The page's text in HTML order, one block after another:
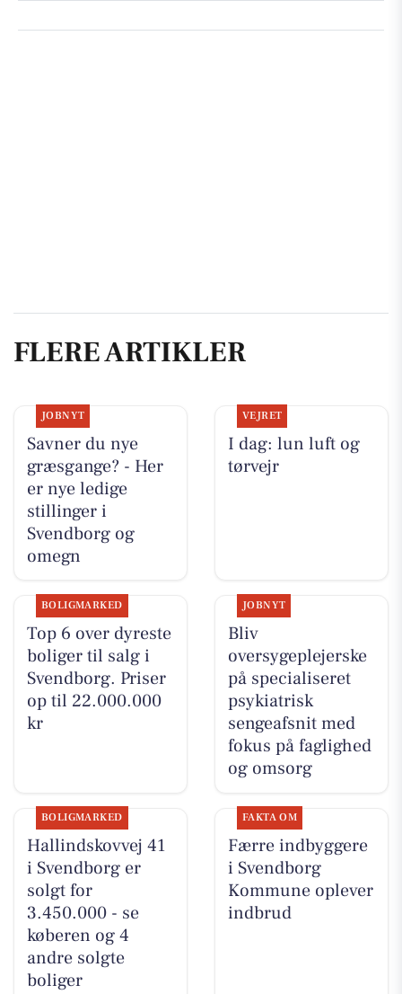
FLERE ARTIKLER
JOBNYT
Savner du nye
græsgange? - Her
er nye ledige
stillinger i
Svendborg og
omegn
VEJRET
I dag: lun luft og
tørvejr
BOLIGMARKED
Top 6 over dyreste
boliger til salg i
Svendborg. Priser
op til 22.000.000
kr
JOBNYT
Bliv
oversygeplejerske
på specialiseret
psykiatrisk
sengeafsnit med
fokus på faglighed
og omsorg
BOLIGMARKED
Hallindskovvej 41
i Svendborg er
solgt for
3.450.000 - se
køberen og 4
andre solgte
boliger
FAKTA OM
Færre indbyggere
i Svendborg
Kommune oplever
indbrud